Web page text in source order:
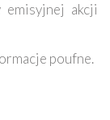
emisyjnej akcji
poufne.